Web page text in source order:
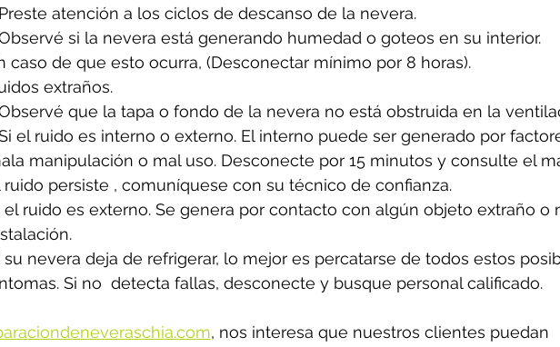
atención a los ciclos de descanso de la nevera.
si la nevera está generando humedad o goteos en su interior.
caso de que esto ocurra, (Desconectar mínimo por 8 horas).
extraños.
que la tapa o fondo de la nevera no está obstruida en la
el ruido es interno o externo. El interno puede ser generado por
manipulación o mal uso. Desconecte por 15 minutos y consulte el
ruido persiste , comuníquese con su técnico de confianza.
el ruido es externo. Se genera por contacto con algún objeto extraño o
su nevera deja de refrigerar, lo mejor es percatarse de todos estos
Si no  detecta fallas, desconecte y busque personal calificado.
, nos interesa que nuestros clientes puedan